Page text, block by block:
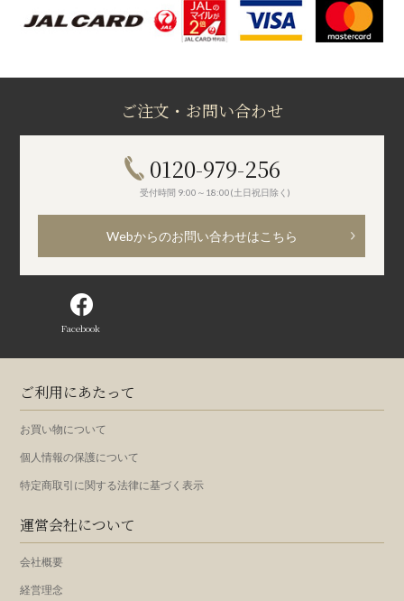
ご注文・お問い合わせ
0120-979-256
受付時間 9:00～18:00(土日祝日除く)
Webからのお問い合わせはこちら
Facebook
ご利用にあたって
お買い物について
個人情報の保護について
特定商取引に関する法律に基づく表示
運営会社について
会社概要
経営理念